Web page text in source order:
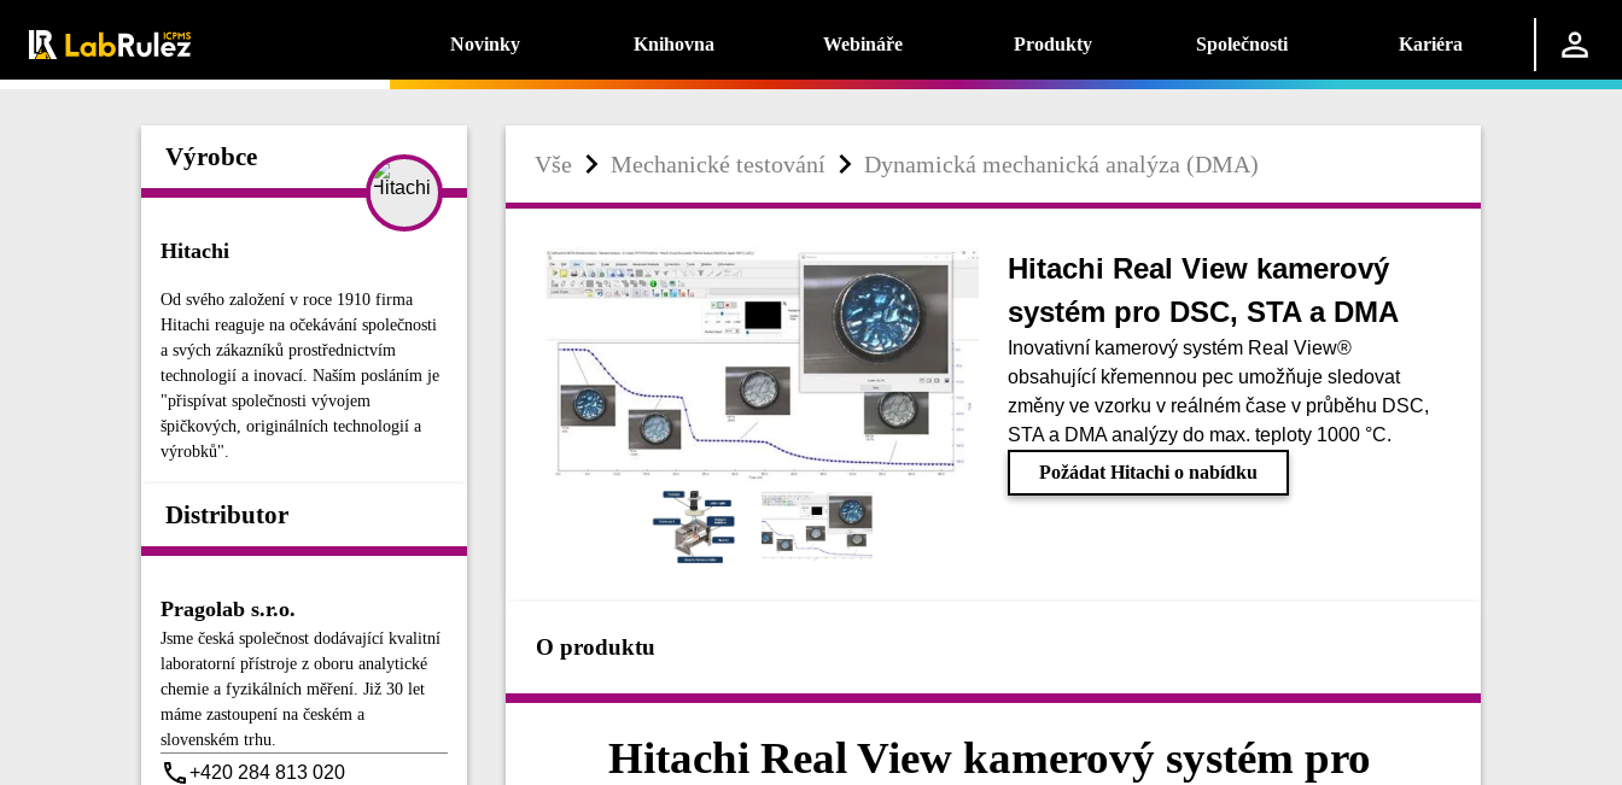
Novinky Knihovna Webináře Produkty Společnosti Kariéra
Výrobce
Hitachi
Od svého založení v roce 1910 firma
Hitachi reaguje na očekávání společnosti
a svých zákazníků prostřednictvím
technologií a inovací. Naším posláním je
"přispívat společnosti vývojem
špičkových, originálních technologií a
výrobků".
Distributor
Pragolab s.r.o.
Jsme česká společnost dodávající kvalitní
laboratorní přístroje z oboru analytické
chemie a fyzikálních měření. Již 30 let
máme zastoupení na českém a
slovenském trhu.
+420 284 813 020
Vše Mechanické testování Dynamická mechanická analýza (DMA)
Hitachi Real View kamerový
systém pro DSC, STA a DMA
Inovativní kamerový systém Real View®
obsahující křemennou pec umožňuje sledovat
změny ve vzorku v reálném čase v průběhu DSC,
STA a DMA analýzy do max. teploty 1000 °C.
Požádat Hitachi o nabídku
O produktu
Hitachi Real View kamerový systém pro